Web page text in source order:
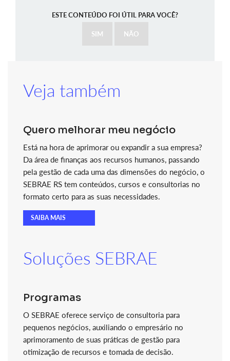
ESTE CONTEÚDO FOI ÚTIL PARA VOCÊ?
SIM NÃO
Veja também
Quero melhorar meu negócio
Está na hora de aprimorar ou expandir a sua empresa?
Da área de finanças aos recursos humanos, passando
pela gestão de cada uma das dimensões do negócio, o
SEBRAE RS tem conteúdos, cursos e consultorias no
formato certo para as suas necessidades.
SAIBA MAIS
Soluções SEBRAE
Programas
O SEBRAE oferece serviço de consultoria para
pequenos negócios, auxiliando o empresário no
aprimoramento de suas práticas de gestão para
otimização de recursos e tomada de decisão.